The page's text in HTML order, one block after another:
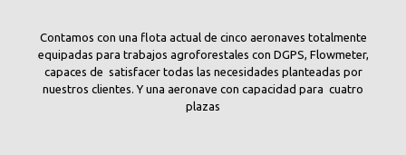
Contamos con una flota actual de cinco aeronaves totalmente
equipadas para trabajos agroforestales con DGPS, Flowmeter,
capaces de satisfacer todas las necesidades planteadas por
nuestros clientes. Y una aeronave con capacidad para cuatro
plazas